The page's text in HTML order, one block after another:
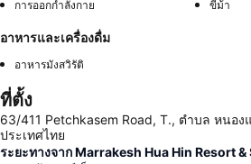
การออกกำลังกาย ขี่ม้า
อาหารและเครื่องดื่ม
อาหารมังสวิรัติ
ที่ตั้ง
63/411 Petchkasem Road, T., ตำบล หนอง
ประเทศไทย
ระยะทางจาก Marrakesh Hua Hin Resort &